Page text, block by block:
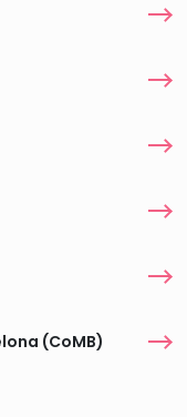
(CoMB)